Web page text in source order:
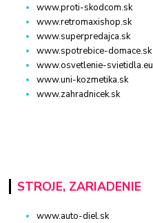
www.proti-skodcom.sk
www.retromaxishop.sk
www.superpredajca.sk
www.spotrebice-domace.sk
www.osvetlenie-svietidla.eu
www.uni-kozmetika.sk
www.zahradnicek.sk
STROJE, ZARIADENIE
www.auto-diel.sk